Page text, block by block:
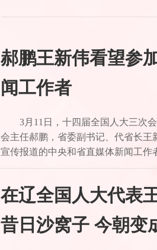
郝鹏王新伟看望参
闻工作者
3月11日，十四届全国人大三次
会主任郝鹏，省委副书记、代省长
宣传报道的中央和省直媒体新闻工作
在辽全国人大代表
昔日沙窝子 今朝变